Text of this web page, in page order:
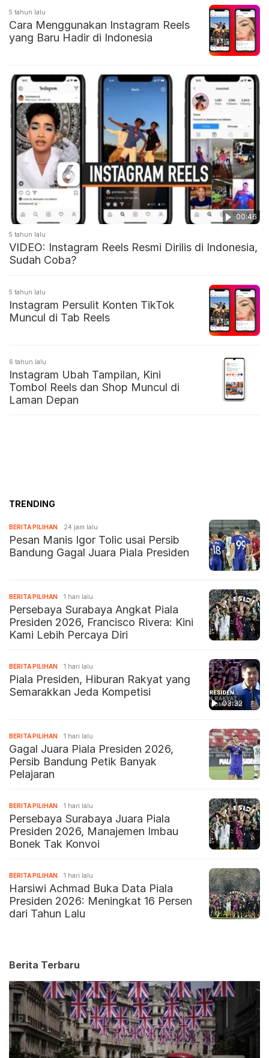
5 tahun lalu
Cara Menggunakan Instagram Reels
yang Baru Hadir di Indonesia
00:46
5 tahun lalu
VIDEO: Instagram Reels Resmi Dirilis di Indonesia,
Sudah Coba?
5 tahun lalu
Instagram Persulit Konten TikTok
Muncul di Tab Reels
6 tahun lalu
Instagram Ubah Tampilan, Kini
Tombol Reels dan Shop Muncul di
Laman Depan
TRENDING
BERITA PILIHAN 24 jam lalu
Pesan Manis Igor Tolic usai Persib
Bandung Gagal Juara Piala Presiden
BERITA PILIHAN 1 hari lalu
Persebaya Surabaya Angkat Piala
Presiden 2026, Francisco Rivera: Kini
Kami Lebih Percaya Diri
03:32
BERITA PILIHAN 1 hari lalu
Piala Presiden, Hiburan Rakyat yang
Semarakkan Jeda Kompetisi
BERITA PILIHAN 1 hari lalu
Gagal Juara Piala Presiden 2026,
Persib Bandung Petik Banyak
Pelajaran
BERITA PILIHAN 1 hari lalu
Persebaya Surabaya Juara Piala
Presiden 2026, Manajemen Imbau
Bonek Tak Konvoi
BERITA PILIHAN 1 hari lalu
Harsiwi Achmad Buka Data Piala
Presiden 2026: Meningkat 16 Persen
dari Tahun Lalu
Berita Terbaru